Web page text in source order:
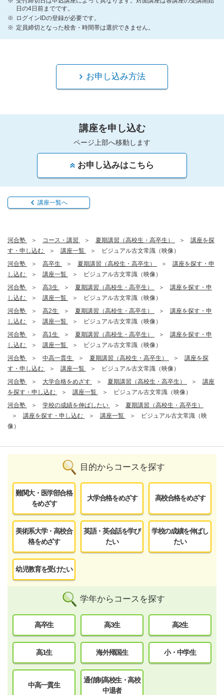
日の4日前までです。
ログインIDの登録が必要です。
定員締切となった校舎・時間帯は選択できません。
お申し込み方法
講座を申し込む
ページ上部へ移動します
お申し込みはこちら
講座一覧へ
河合塾 コース・講習 夏期講習（高校生・高卒生）
講座を探
す・申し込む
講座一覧
ビジュアル古文常識（映像）
河合塾
高卒生 夏期講習（高校生・高卒生）
講座を探す・申
し込む
講座一覧
ビジュアル古文常識（映像）
河合塾
高3生 夏期講習（高校生・高卒生）
講座を探す・申
し込む
講座一覧
ビジュアル古文常識（映像）
河合塾
高2生 夏期講習（高校生・高卒生）
講座を探す・申
し込む
講座一覧
ビジュアル古文常識（映像）
河合塾
高1生 夏期講習（高校生・高卒生）
講座を探す・申
し込む
講座一覧
ビジュアル古文常識（映像）
河合塾
中高一貫生 夏期講習（高校生・高卒生）
講座を探
す・申し込む
講座一覧
ビジュアル古文常識（映像）
河合塾
大学合格をめざす 夏期講習（高校生・高卒生）
講座
を探す・申し込む
講座一覧
ビジュアル古文常識（映像）
河合塾
学校の成績を伸ばしたい
夏期講習（高校生・高卒生）
講座を探す・申し込む
講座一覧
ビジュアル古文常識（映
像）
目的からコースを探す
難関大・医学部合格
をめざす
大学合格をめざす 高校合格をめざす
美術系大学・高校合
格をめざす
英語・英会話を学び
たい
学校の成績を伸ばし
たい
幼児教育を受けたい
学年からコースを探す
高卒生 高3生 高2生
高1生 海外帰国生 小・中学生
中高一貫生
通信制高校生・高校
中退者